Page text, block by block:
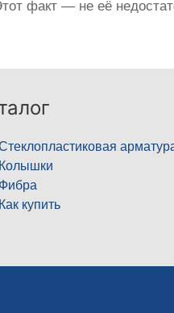
факт — не её
Колышки
Фибра
Как купить